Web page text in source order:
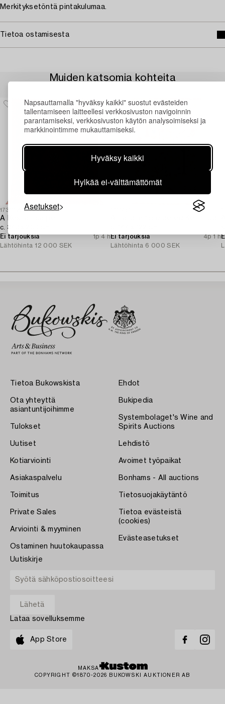
Napsauttamalla "hyväksy kaikki" suostut evästeiden
tallentamiseen laitteellesi verkkosivuston navigoinnin
parantamiseksi, verkkosivuston käytön analysoimiseksi ja
markkinointimme mukauttamiseksi.
Hyväksy kaikki
Hylkää ei-välttämättömät
Asetukset
Merkityksetöntä pintakulumaa.
Tietoa ostamisesta
Muiden katsomia kohteita
1730629
A Keshan carpet,
c. 373 x 260 cm.
Ei tarjouksia
1p 4 h
Lähtöhinta 12 000 SEK
Ei tarjouksia
4p 1 h
Lähtöhinta 6 000 SEK
Tietoa Bukowskista
Ota yhteyttä
asiantuntijoihimme
Tulokset
Uutiset
Kotiarviointi
Asiakaspalvelu
Toimitus
Private Sales
Arviointi & myyminen
Ostaminen huutokaupassa
Ehdot
Bukipedia
Systembolaget's Wine and
Spirits Auctions
Lehdistö
Avoimet työpaikat
Bonhams - All auctions
Tietosuojakäytäntö
Tietoa evästeistä
(cookies)
Evästeasetukset
Uutiskirje
Lataa sovelluksemme
App Store
MAKSA
COPYRIGHT ©1870-2026 BUKOWSKI AUKTIONER AB